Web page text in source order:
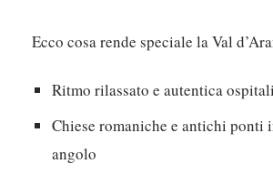
Ecco cosa rende speciale la Val
Ritmo rilassato e autentica
Chiese romaniche e antichi ponti
angolo